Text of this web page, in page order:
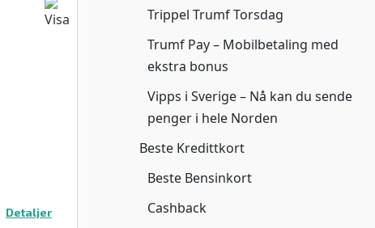
Detaljer
Trippel Trumf Torsdag
Trumf Pay – Mobilbetaling med
ekstra bonus
Vipps i Sverige – Nå kan du sende
penger i hele Norden
Beste Kredittkort
Beste Bensinkort
Cashback